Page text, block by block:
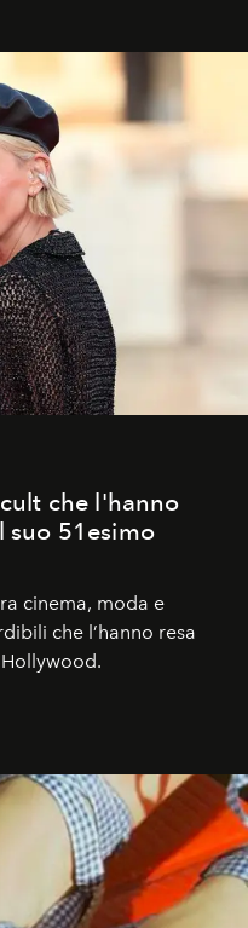
che l'hanno
suo 51esimo
cinema, moda e
che l’hanno resa